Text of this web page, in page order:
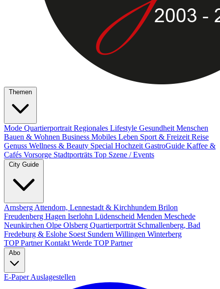
Themen
Mode Quartierportrait Regionales Lifestyle Gesundheit Menschen
Bauen & Wohnen Business Mobiles Leben Sport & Freizeit Reise
Genuss Wellness & Beauty Special Hochzeit GastroGuide Kaffee &
Cafés Vorsorge Stadtporträts Top Szene / Events
City Guide
Arnsberg Attendorn, Lennestadt & Kirchhundem Brilon
Freudenberg Hagen Iserlohn Lüdenscheid Menden Meschede
Neunkirchen Olpe Olsberg Quartierporträt Schmallenberg, Bad
Fredeburg & Eslohe Soest Sundern Willingen Winterberg
TOP PartnerKontakt Werde TOP Partner
Abo
E-PaperAuslagestellen